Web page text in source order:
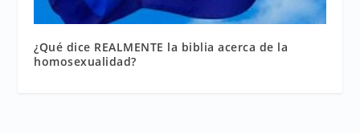
¿Qué dice REALMENTE la biblia acerca de la
homosexualidad?